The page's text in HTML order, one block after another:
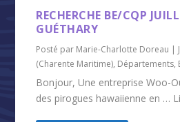
RECHERCHE BE/CQP
GUÉTHARY
Posté par Marie-Charlotte Doreau |
(Charente Maritime), Départements,
Bonjour, Une entreprise Woo-
des pirogues hawaiienne en …